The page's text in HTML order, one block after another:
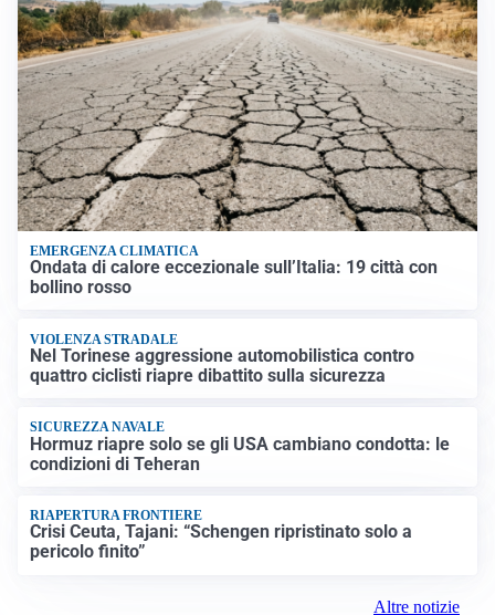
EMERGENZA CLIMATICA
Ondata di calore eccezionale sull’Italia: 19 città con
bollino rosso
VIOLENZA STRADALE
Nel Torinese aggressione automobilistica contro
quattro ciclisti riapre dibattito sulla sicurezza
SICUREZZA NAVALE
Hormuz riapre solo se gli USA cambiano condotta: le
condizioni di Teheran
RIAPERTURA FRONTIERE
Crisi Ceuta, Tajani: “Schengen ripristinato solo a
pericolo finito”
Altre notizie